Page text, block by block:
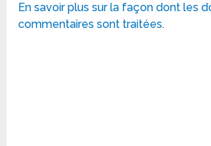
En savoir plus sur la façon dont les
commentaires sont traitées.